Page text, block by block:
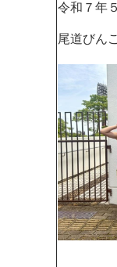
令和７年
尾道びん